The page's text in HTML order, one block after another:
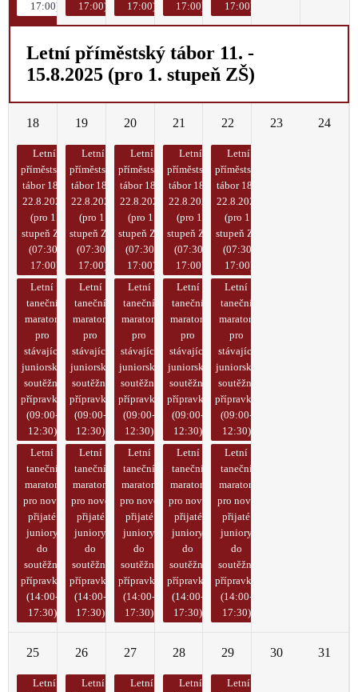
17:00)
17:00)
17:00)
17:00)
17:00)
Letní příměstský tábor 11. -
15.8.2025 (pro 1. stupeň ZŠ)
18
Letní
příměstský
tábor 18. -
22.8.2025
(pro 1.
stupeň ZŠ)
(07:30-
17:00)
Letní
taneční
maraton
pro
stávající
juniorské
soutěžní
přípravky
(09:00-
12:30)
Letní
taneční
maraton
pro nově
přijaté
juniory
do
soutěžní
přípravky
(14:00-
17:30)
19
Letní
příměstský
tábor 18. -
22.8.2025
(pro 1.
stupeň ZŠ)
(07:30-
17:00)
Letní
taneční
maraton
pro
stávající
juniorské
soutěžní
přípravky
(09:00-
12:30)
Letní
taneční
maraton
pro nově
přijaté
juniory
do
soutěžní
přípravky
(14:00-
17:30)
20
Letní
příměstský
tábor 18. -
22.8.2025
(pro 1.
stupeň ZŠ)
(07:30-
17:00)
Letní
taneční
maraton
pro
stávající
juniorské
soutěžní
přípravky
(09:00-
12:30)
Letní
taneční
maraton
pro nově
přijaté
juniory
do
soutěžní
přípravky
(14:00-
17:30)
21
Letní
příměstský
tábor 18. -
22.8.2025
(pro 1.
stupeň ZŠ)
(07:30-
17:00)
Letní
taneční
maraton
pro
stávající
juniorské
soutěžní
přípravky
(09:00-
12:30)
Letní
taneční
maraton
pro nově
přijaté
juniory
do
soutěžní
přípravky
(14:00-
17:30)
22
Letní
příměstský
tábor 18. -
22.8.2025
(pro 1.
stupeň ZŠ)
(07:30-
17:00)
Letní
taneční
maraton
pro
stávající
juniorské
soutěžní
přípravky
(09:00-
12:30)
Letní
taneční
maraton
pro nově
přijaté
juniory
do
soutěžní
přípravky
(14:00-
17:30)
23 24
25
Letní
26
Letní
27
Letní
28
Letní
29
Letní
30 31